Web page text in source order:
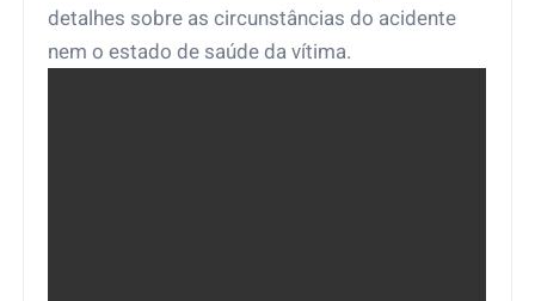
detalhes sobre as circunstâncias do acidente
nem o estado de saúde da vítima.